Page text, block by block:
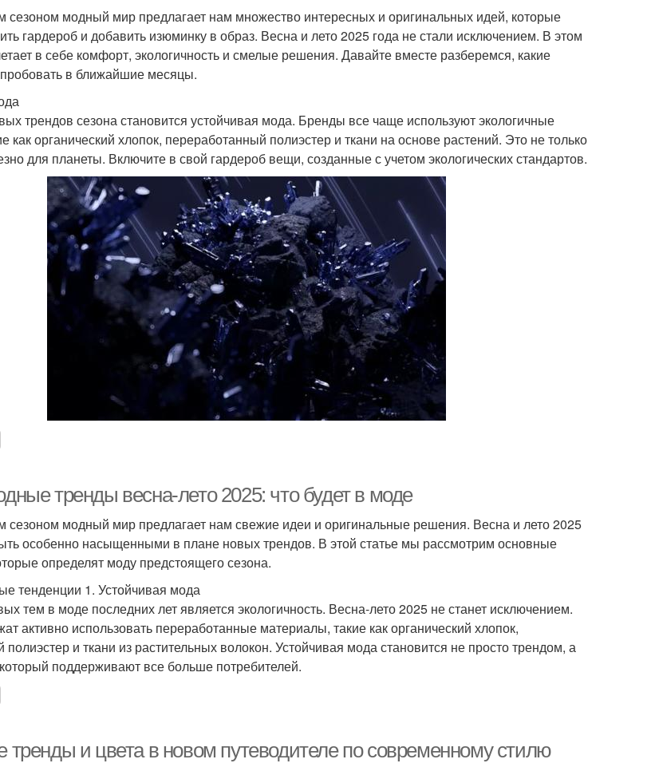
модный мир предлагает нам множество интересных и оригинальных идей, которые
гардероб и добавить изюминку в образ. Весна и лето 2025 года не стали исключением. В этом
в себе комфорт, экологичность и смелые решения. Давайте вместе разберемся, какие
в ближайшие месяцы.
трендов сезона становится устойчивая мода. Бренды все чаще используют экологичные
как органический хлопок, переработанный полиэстер и ткани на основе растений. Это не только
для планеты. Включите в свой гардероб вещи, созданные с учетом экологических стандартов.
тренды весна-лето 2025: что будет в моде
модный мир предлагает нам свежие идеи и оригинальные решения. Весна и лето 2025
особенно насыщенными в плане новых трендов. В этой статье мы рассмотрим основные
определят моду предстоящего сезона.
тенденции 1. Устойчивая мода
тем в моде последних лет является экологичность. Весна-лето 2025 не станет исключением.
активно использовать переработанные материалы, такие как органический хлопок,
и ткани из растительных волокон. Устойчивая мода становится не просто трендом, а
поддерживают все больше потребителей.
тренды и цвета в новом путеводителе по современному стилю